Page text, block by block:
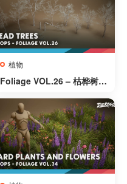
植物
Foliage VOL.26 – 枯桦树
ge VOL.26 – Dead Birch Tr
ees (Nanite + Low Poly)